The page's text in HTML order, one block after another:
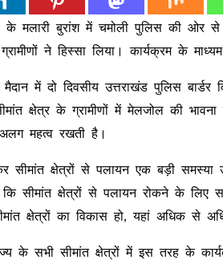
के मलारी बुरांश में चमोली पुलिस की ओर
ने हिस्सा लिया। कार्यक्रम के
में दो दिवसीय उत्तराखंड पुलिस
क्षेत्र के ग्रामीणों में मेलजोल की
महत्व रखती है।
सीमांत क्षेत्रों से पलायन एक बड़ी
कि सीमांत क्षेत्रों से पलायन रोकने के
क्षेत्रों का विकास हो, यहां अधिक से
के सभी सीमांत क्षेत्रों में इस तरह के